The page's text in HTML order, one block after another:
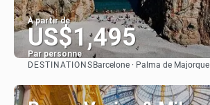
À partir de
US$1,495
Par personne
DESTINATIONS Barcelone · Palma de Majorque